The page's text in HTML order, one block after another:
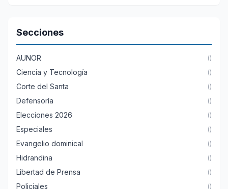
Secciones
AUNOR ()
Ciencia y Tecnología ()
Corte del Santa ()
Defensoría ()
Elecciones 2026 ()
Especiales ()
Evangelio dominical ()
Hidrandina ()
Libertad de Prensa ()
Policiales ()